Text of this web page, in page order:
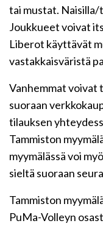
tai mustat.
Joukkueet voivat
Liberot käyttävät
vastakkaisväristä
Vanhemmat voivat
suoraan
tilauksen
Tammiston
myymälässä voi
sieltä suoraan
Tammiston
PuMa-Volleyn